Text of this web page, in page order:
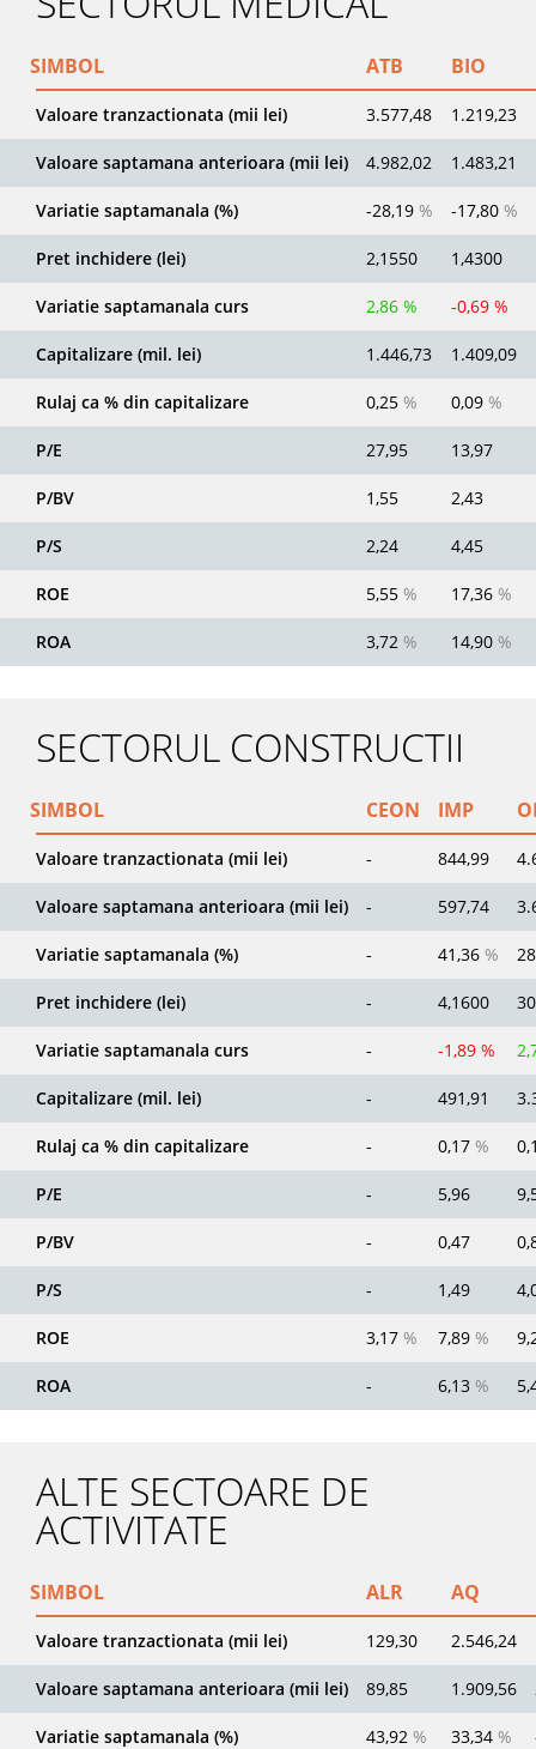
SIMBOL ATB BIO
Valoare tranzactionata (mii lei) 3.577,48 1.219,23
Valoare saptamana anterioara (mii lei) 4.982,02 1.483,21
Variatie saptamanala (%) -28,19 % -17,80 %
Pret inchidere (lei) 2,1550 1,4300
Variatie saptamanala curs 2,86 % -0,69 %
Capitalizare (mil. lei) 1.446,73 1.409,09
Rulaj ca % din capitalizare 0,25 % 0,09 %
P/E 27,95 13,97
P/BV 1,55 2,43
P/S 2,24 4,45
ROE 5,55 % 17,36 %
ROA 3,72 % 14,90 %
SECTORUL CONSTRUCTII
SIMBOL CEON IMP
Valoare tranzactionata (mii lei) - 844,99
Valoare saptamana anterioara (mii lei) - 597,74
Variatie saptamanala (%) - 41,36 %
Pret inchidere (lei) - 4,1600
Variatie saptamanala curs - -1,89 %
Capitalizare (mil. lei) - 491,91
Rulaj ca % din capitalizare - 0,17 %
P/E - 5,96
P/BV - 0,47
P/S - 1,49
ROE 3,17 % 7,89 %
ROA - 6,13 %
ALTE SECTOARE DE
ACTIVITATE
SIMBOL ALR AQ
Valoare tranzactionata (mii lei) 129,30 2.546,24
Valoare saptamana anterioara (mii lei) 89,85 1.909,56
Variatie saptamanala (%) 43,92 % 33,34 %